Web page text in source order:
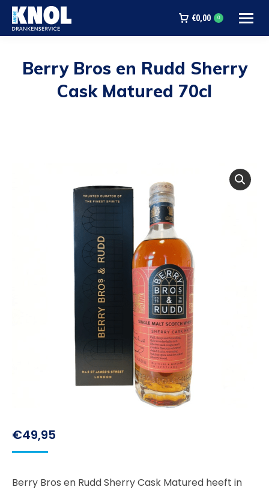
€0,00 0
Berry Bros en Rudd Sherry
Cask Matured 70cl
€49,95
Berry Bros en Rudd Sherry Cask Matured heeft in